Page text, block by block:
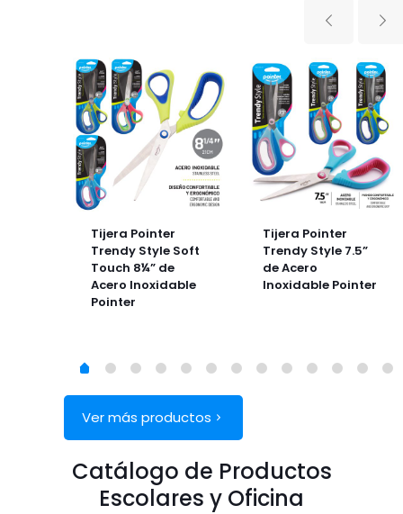
Tijera Pointer
Trendy Style Soft
Touch 8¼” de
Acero Inoxidable
Pointer
Tijera Pointer
Trendy Style 7.5”
de Acero
Inoxidable Pointer
Ver más productos
Catálogo de Productos
Escolares y Oficina